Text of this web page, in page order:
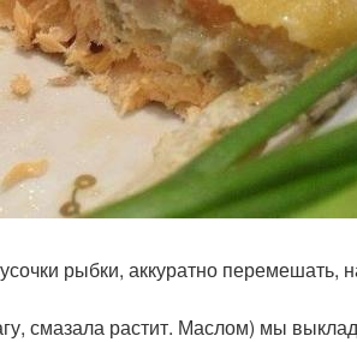
рыбки, аккуратно перемешать,
смазала растит. Маслом) мы